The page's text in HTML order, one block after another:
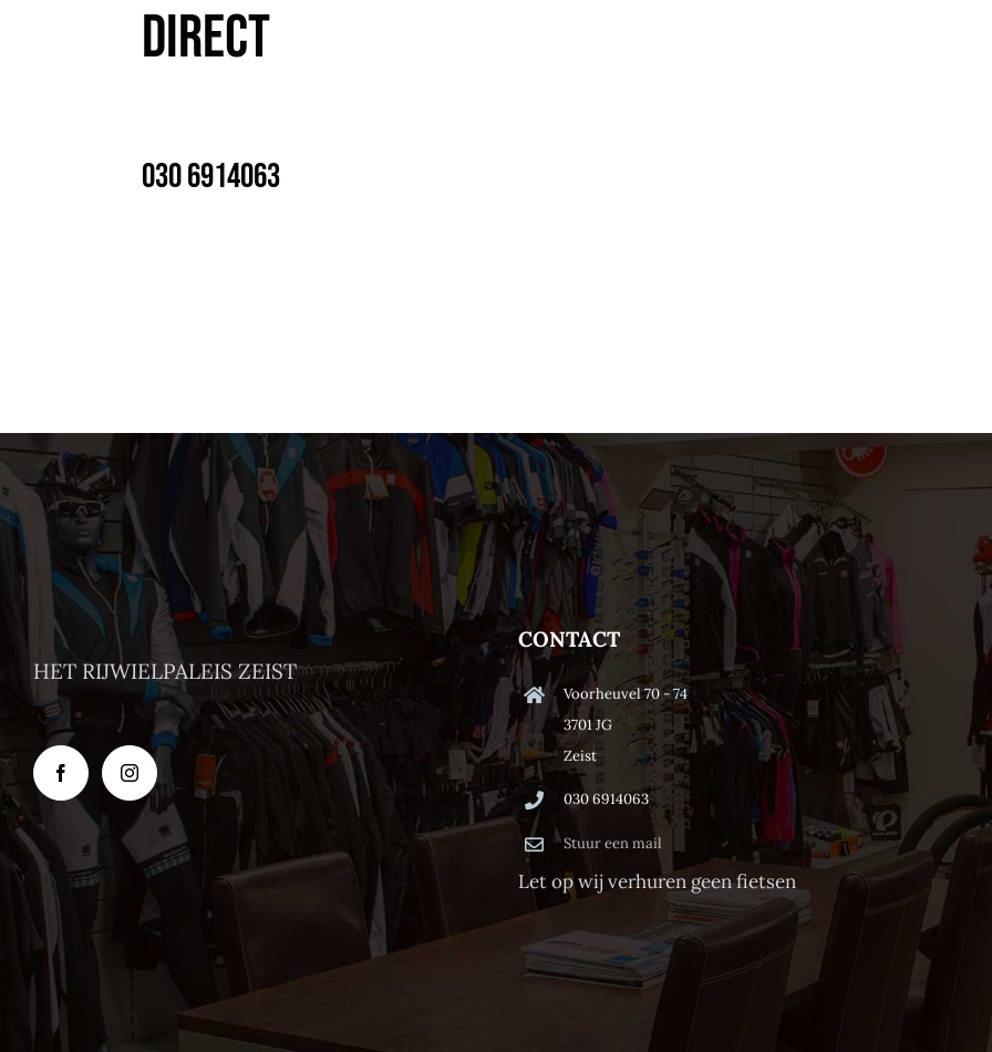
direct
030 6914063
HET RIJWIELPALEIS ZEIST
CONTACT
Voorheuvel 70 - 74
3701 JG
Zeist
030 6914063
Stuur een mail
Let op wij verhuren geen fietsen